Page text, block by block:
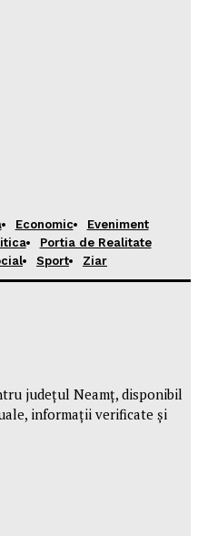
Economic
Eveniment
Portia de Realitate
Sport Ziar
județul Neamț, disponibil
informații verificate și